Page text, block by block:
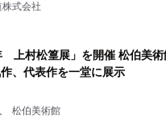
式会社
上村松篁展」を開催 松伯美
、代表作を一堂に展示
松伯美術館